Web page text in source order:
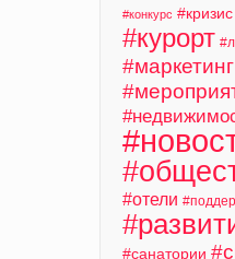
#конкурс #кризис
#курорт
#маркетинг
#отели
#санатории